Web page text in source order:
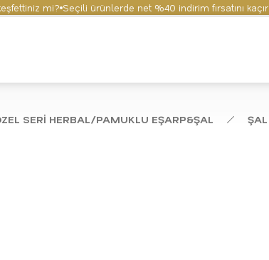
mi? Seçili ürünlerde net %40 indirim fırsatını kaçırma.
SERİ HERBAL/PAMUKLU EŞARP&ŞAL ŞAL